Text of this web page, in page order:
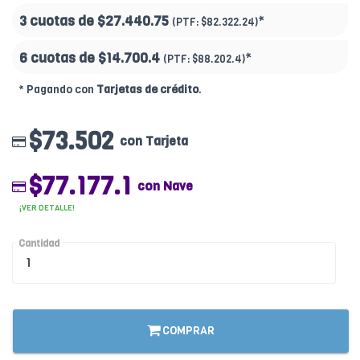
3 cuotas de $27.440.75 (PTF: $82.322.24)*
6 cuotas de $14.700.4 (PTF: $88.202.4)*
* Pagando con Tarjetas de crédito.
$73.502 con Tarjeta
$77.177.1 con Nave
¡VER DETALLE!
Cantidad
COMPRAR